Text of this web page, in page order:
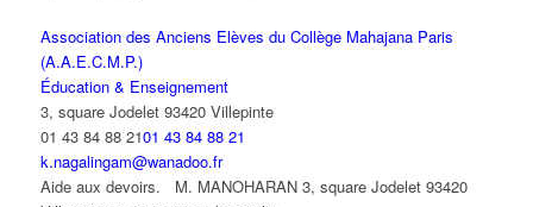
Association des Anciens Elèves du Collège Mahajana Paris
(A.A.E.C.M.P.)
Éducation & Enseignement
3, square Jodelet 93420 Villepinte
01 43 84 88 2101 43 84 88 21
k.nagalingam@wanadoo.fr
Aide aux devoirs. M. MANOHARAN 3, square Jodelet 93420